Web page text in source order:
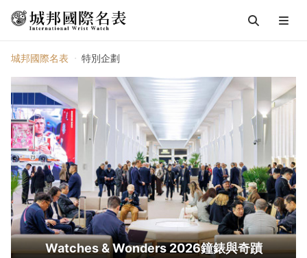
城邦國際名表 特別企劃
Watches & Wonders 2026鐘錶與奇蹟